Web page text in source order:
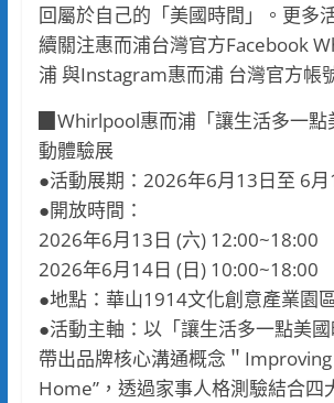
回屬於自己的「美國時間」。更多
續關注惠而浦台灣官方Facebook
浦 與Instagram惠而浦 台灣官方帳
▉Whirlpool惠而浦「讓生活多一點
動體驗展
●活動展期：2026年6月13日至 6月
●開放時間：
2026年6月13日 (六) 12:00~18:00
2026年6月14日 (日) 10:00~18:00
●地點：華山1914文化創意產業園
●活動主軸：以「讓生活多一點美
帶出品牌核心溝通概念＂
Home”，透過家事人格測驗結合四